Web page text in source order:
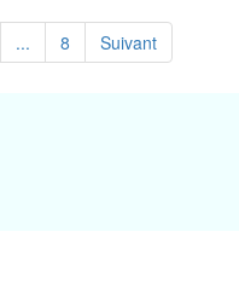
... 8 Suivant